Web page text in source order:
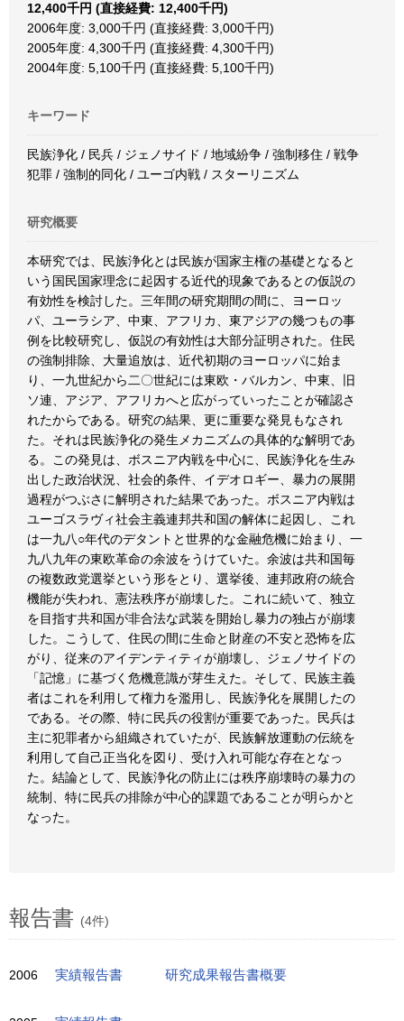
12,400千円 (直接経費: 12,400千円)
2006年度: 3,000千円 (直接経費: 3,000千円)
2005年度: 4,300千円 (直接経費: 4,300千円)
2004年度: 5,100千円 (直接経費: 5,100千円)
キーワード
民族浄化 / 民兵 / ジェノサイド / 地域紛争 / 強制移住 / 戦争
犯罪 / 強制的同化 / ユーゴ内戦 / スターリニズム
研究概要
本研究では、民族浄化とは民族が国家主権の基礎となると
いう国民国家理念に起因する近代的現象であるとの仮説の
有効性を検討した。三年間の研究期間の間に、ヨーロッ
パ、ユーラシア、中東、アフリカ、東アジアの幾つもの事
例を比較研究し、仮説の有効性は大部分証明された。住民
の強制排除、大量追放は、近代初期のヨーロッパに始ま
り、一九世紀から二〇世紀には東欧・バルカン、中東、旧
ソ連、アジア、アフリカへと広がっていったことが確認さ
れたからである。研究の結果、更に重要な発見もなされ
た。それは民族浄化の発生メカニズムの具体的な解明であ
る。この発見は、ボスニア内戦を中心に、民族浄化を生み
出した政治状況、社会的条件、イデオロギー、暴力の展開
過程がつぶさに解明された結果であった。ボスニア内戦は
ユーゴスラヴィ社会主義連邦共和国の解体に起因し、これ
は一九八○年代のデタントと世界的な金融危機に始まり、一
九八九年の東欧革命の余波をうけていた。余波は共和国毎
の複数政党選挙という形をとり、選挙後、連邦政府の統合
機能が失われ、憲法秩序が崩壊した。これに続いて、独立
を目指す共和国が非合法な武装を開始し暴力の独占が崩壊
した。こうして、住民の間に生命と財産の不安と恐怖を広
がり、従来のアイデンティティが崩壊し、ジェノサイドの
「記憶」に基づく危機意識が芽生えた。そして、民族主義
者はこれを利用して権力を濫用し、民族浄化を展開したの
である。その際、特に民兵の役割が重要であった。民兵は
主に犯罪者から組織されていたが、民族解放運動の伝統を
利用して自己正当化を図り、受け入れ可能な存在となっ
た。結論として、民族浄化の防止には秩序崩壊時の暴力の
統制、特に民兵の排除が中心的課題であることが明らかと
なった。
報告書 (4件)
2006 実績報告書 研究成果報告書概要